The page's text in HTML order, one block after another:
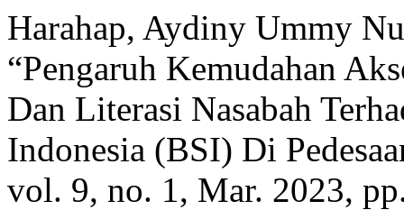
Harahap, Aydiny Ummy
“Pengaruh Kemudahan
Dan Literasi Nasabah
Indonesia (BSI) Di
vol. 9, no. 1, Mar. 2023,